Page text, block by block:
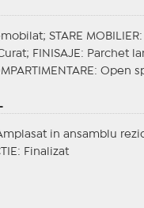
STARE MOBILIER:
FINISAJE : Parchet
: Open
in ansamblu
: Finalizat